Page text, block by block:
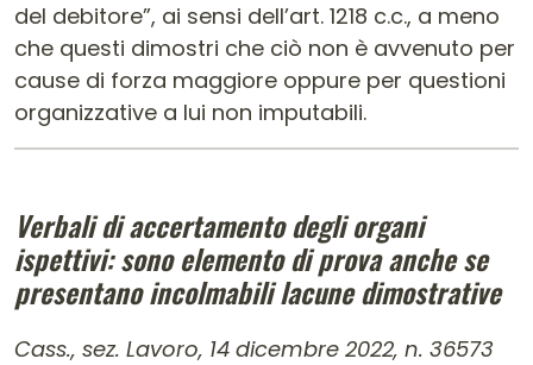
del debitore”, ai sensi dell’art. 1218 c.c., a meno
che questi dimostri che ciò non è avvenuto per
cause di forza maggiore oppure per questioni
organizzative a lui non imputabili.
Verbali di accertamento degli organi
ispettivi: sono elemento di prova anche se
presentano incolmabili lacune dimostrative
Cass., sez. Lavoro, 14 dicembre 2022, n. 36573